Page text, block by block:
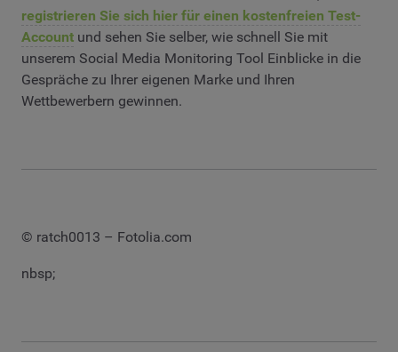
registrieren Sie sich hier für einen kostenfreien Test-
Account und sehen Sie selber, wie schnell Sie mit
unserem Social Media Monitoring Tool Einblicke in die
Gespräche zu Ihrer eigenen Marke und Ihren
Wettbewerbern gewinnen.
© ratch0013 – Fotolia.com
nbsp;